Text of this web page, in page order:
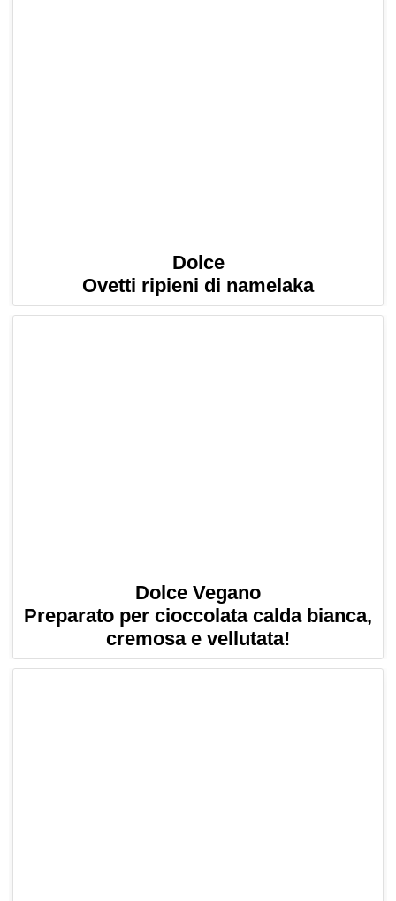
Dolce
Ovetti ripieni di namelaka
Dolce Vegano
Preparato per cioccolata calda bianca,
cremosa e vellutata!